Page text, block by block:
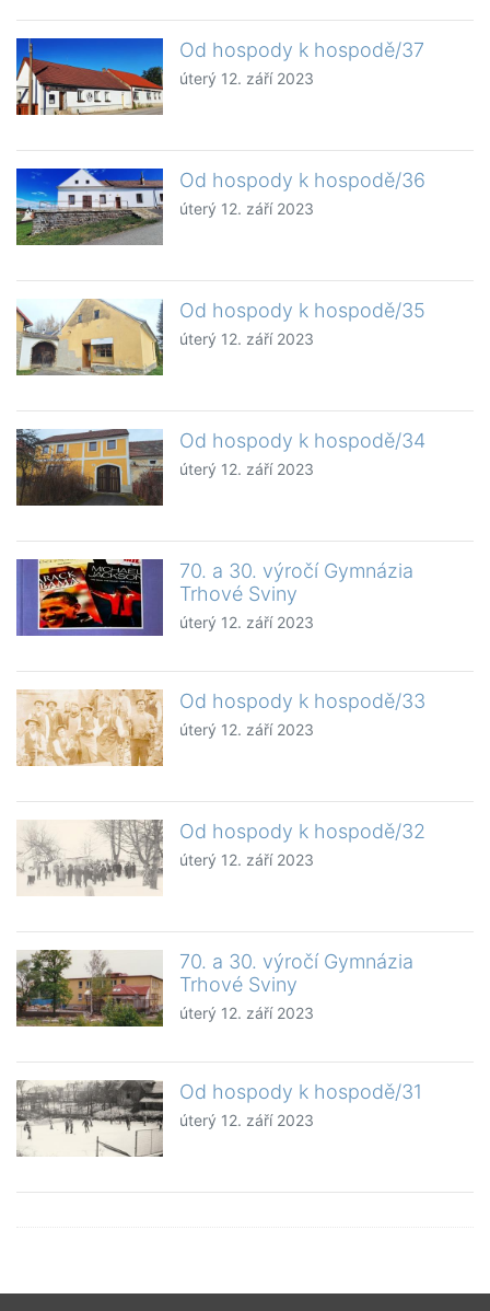
Od hospody k hospodě/37
úterý 12. září 2023
Od hospody k hospodě/36
úterý 12. září 2023
Od hospody k hospodě/35
úterý 12. září 2023
Od hospody k hospodě/34
úterý 12. září 2023
70. a 30. výročí Gymnázia
Trhové Sviny
úterý 12. září 2023
Od hospody k hospodě/33
úterý 12. září 2023
Od hospody k hospodě/32
úterý 12. září 2023
70. a 30. výročí Gymnázia
Trhové Sviny
úterý 12. září 2023
Od hospody k hospodě/31
úterý 12. září 2023